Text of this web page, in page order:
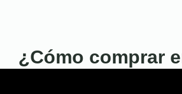
¿Cómo comprar